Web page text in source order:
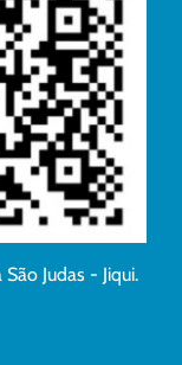
Judas - Jiqui.